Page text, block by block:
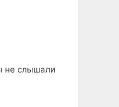
не слышали